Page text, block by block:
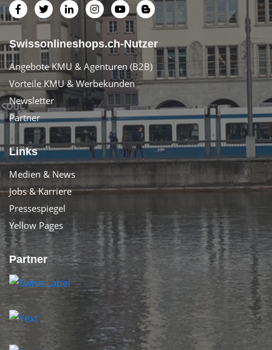
Swissonlineshops.ch-Nutzer
Angebote KMU & Agenturen (B2B)
Vorteile KMU & Werbekunden
Newsletter
Partner
Links
Medien & News
Jobs & Karriere
Pressespiegel
Yellow Pages
Partner